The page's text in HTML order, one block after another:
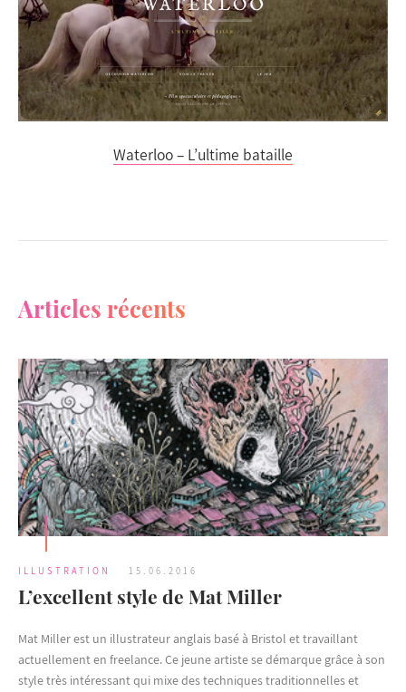
Waterloo – L’ultime bataille
Articles récents
ILLUSTRATION 15.06.2016
L’excellent style de Mat Miller
Mat Miller est un illustrateur anglais basé à Bristol et travaillant
actuellement en freelance. Ce jeune artiste se démarque grâce à son
style très intéressant qui mixe des techniques traditionnelles et